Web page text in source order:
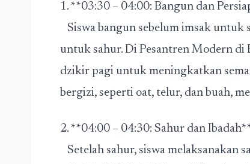
1. **03:30 – 04:00: Bangun dan
Siswa bangun sebelum imsak untuk
untuk sahur. Di Pesantren Modern di
dzikir pagi untuk meningkatkan
bergizi, seperti oat, telur, dan buah,
2. **04:00 – 04:30: Sahur dan
Setelah sahur, siswa melaksanakan